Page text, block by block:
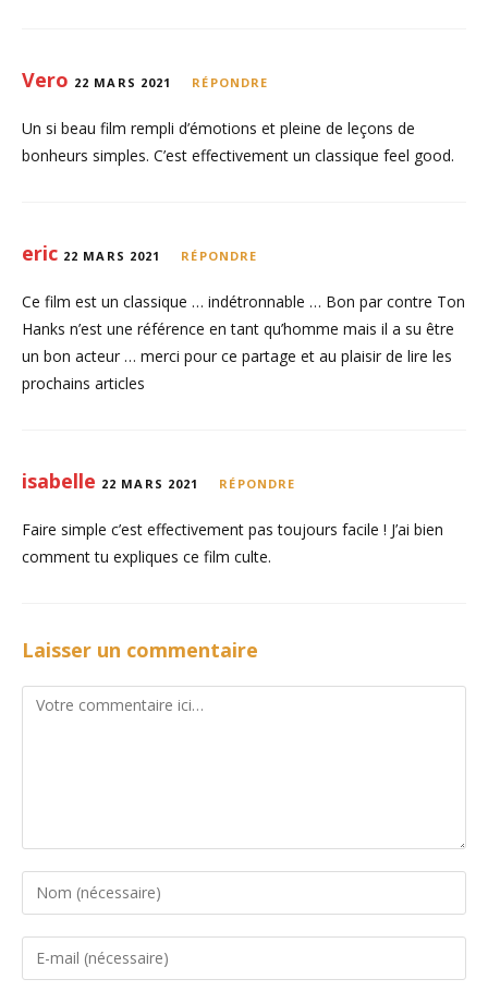
Vero 22 MARS 2021 RÉPONDRE
Un si beau film rempli d’émotions et pleine de leçons de
bonheurs simples. C’est effectivement un classique feel good.
eric 22 MARS 2021 RÉPONDRE
Ce film est un classique … indétronnable … Bon par contre Ton
Hanks n’est une référence en tant qu’homme mais il a su être
un bon acteur … merci pour ce partage et au plaisir de lire les
prochains articles
isabelle 22 MARS 2021 RÉPONDRE
Faire simple c’est effectivement pas toujours facile ! J’ai bien
comment tu expliques ce film culte.
Laisser un commentaire
Comment
Enter
your
name
Enter
your